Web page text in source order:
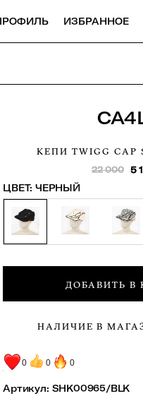
ИЗБРАННОЕ
КЕПИ TWIGG CAP
22 000 5
ЦВЕТ:ЧЕРНЫЙ
ДОБАВИТЬ В
НАЛИЧИЕ В
0 0 0
Артикул: SHK00965/BLK